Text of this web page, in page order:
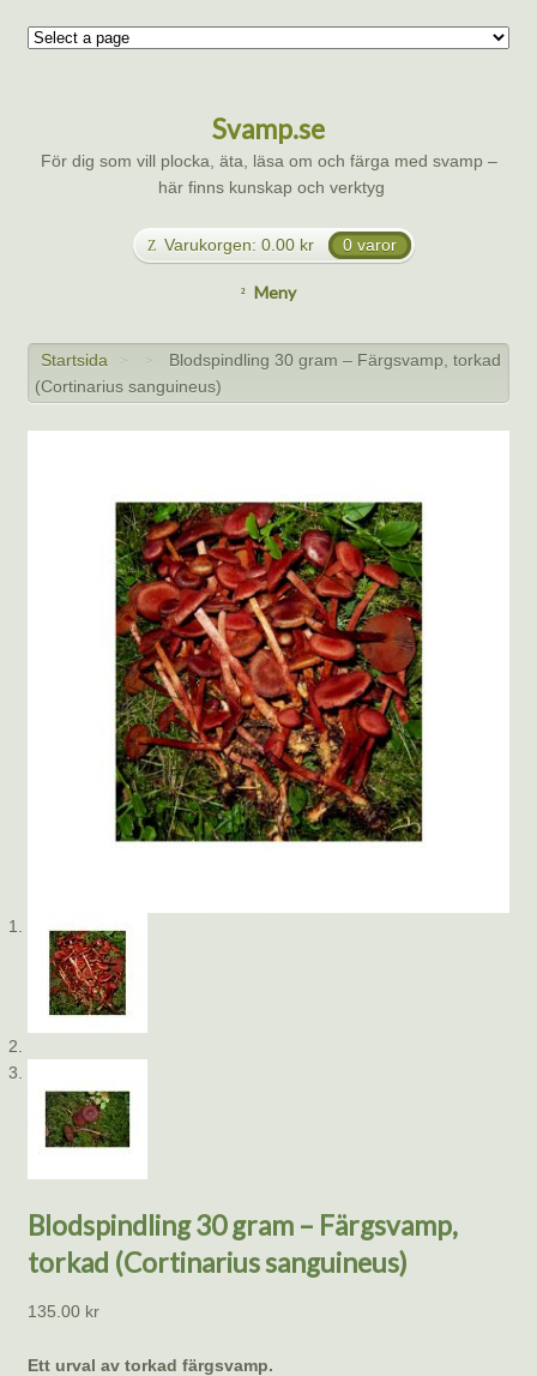
Svamp.se
För dig som vill plocka, äta, läsa om och färga med svamp –
här finns kunskap och verktyg
Varukorgen: 0.00 kr 0 varor
Meny
Startsida > >
Blodspindling 30 gram – Färgsvamp, torkad
(Cortinarius sanguineus)
Blodspindling 30 gram – Färgsvamp,
torkad (Cortinarius sanguineus)
135.00 kr
Ett urval av torkad färgsvamp.